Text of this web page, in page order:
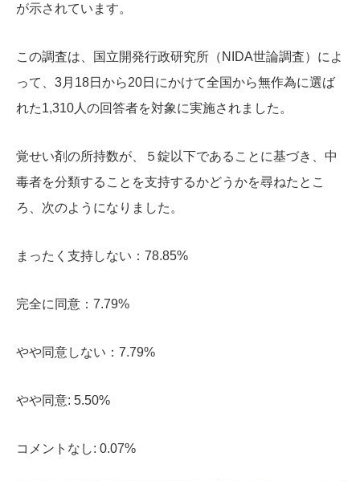
が示されています。
この調査は、国立開発行政研究所（NIDA世論調査）によ
って、3月18日から20日にかけて全国から無作為に選ば
れた1,310人の回答者を対象に実施されました。
覚せい剤の所持数が、５錠以下であることに基づき、中
毒者を分類することを支持するかどうかを尋ねたとこ
ろ、次のようになりました。
まったく支持しない：78.85%
完全に同意：7.79%
やや同意しない：7.79%
やや同意: 5.50%
コメントなし: 0.07%